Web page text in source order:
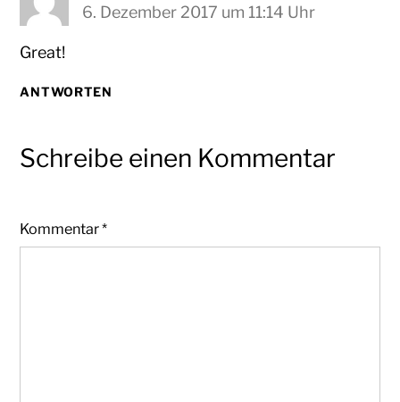
6. Dezember 2017 um 11:14 Uhr
Great!
ANTWORTEN
Schreibe einen Kommentar
Kommentar*